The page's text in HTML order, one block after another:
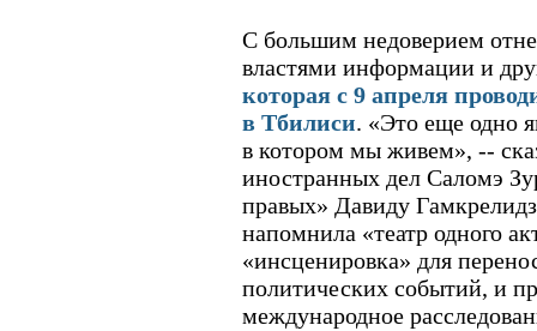
С большим недоверием
властями информации и
которая с 9 апреля
в Тбилиси. «Это еще одно
в котором мы живем», --
иностранных дел Саломэ
правых» Давиду
напомнила «театр одного
«инсценировка» для
политических событий, и
международное